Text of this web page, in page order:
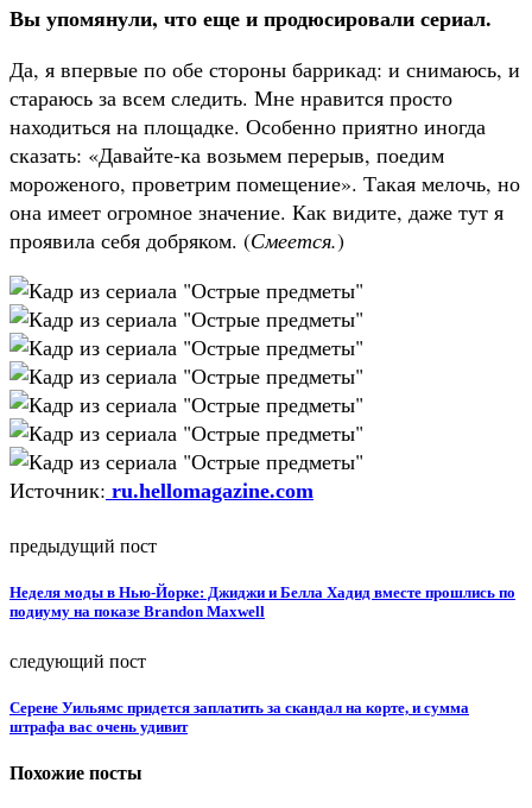
Вы упомянули, что еще и продюсировали сериал.
Да, я впервые по обе стороны баррикад: и снимаюсь, и
стараюсь за всем следить. Мне нравится просто
находиться на площадке. Особенно приятно иногда
сказать: «Давайте-ка возьмем перерыв, поедим
мороженого, проветрим помещение». Такая мелочь, но
она имеет огромное значение. Как видите, даже тут я
проявила себя добряком. (Смеется.)
Источник: ru.hellomagazine.com
предыдущий пост
Неделя моды в Нью-Йорке: Джиджи и Белла Хадид вместе прошлись по
подиуму на показе Brandon Maxwell
следующий пост
Серене Уильямс придется заплатить за скандал на корте, и сумма
штрафа вас очень удивит
Похожие посты